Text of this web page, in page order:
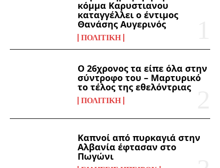
κόμμα Καρυστιανου
καταγγέλλει ο έντιμος
Θανάσης Αυγερινός
ΠΟΛΙΤΙΚΉ
Ο 26χρονος τα είπε όλα στην
σύντροφο του – Μαρτυρικό
το τέλος της εθελόντριας
ΠΟΛΙΤΙΚΉ
Καπνοί από πυρκαγιά στην
Αλβανία έφτασαν στο
Πωγώνι